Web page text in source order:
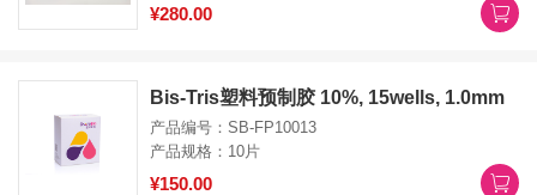
¥280.00
Bis-Tris塑料预制胶 10%, 15wells, 1.0mm
产品编号：SB-FP10013
产品规格：10片
¥150.00